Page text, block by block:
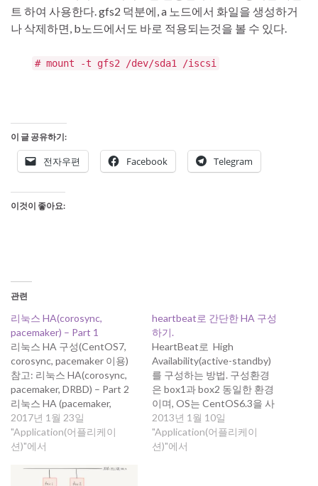
트 하여 사용한다. gfs2 덕분에, a 노드에서 화일을 생성하거
나 삭제하면, b노드에서도 바로 적용되는것을 볼 수 있다.
# mount -t gfs2 /dev/sda1 /iscsi
이 글 공유하기:
전자우편 Facebook Telegram
이것이 좋아요:
관련
리눅스 HA(corosync,
pacemaker) – Part 1
리눅스 HA 구성(CentOS7,
corosync, pacemaker 이용)
참고: 리눅스 HA(corosync,
pacemaker, DRBD) – Part 2
리눅스 HA (pacemaker,
corosync, iscsi shared
storage) – part 3 리눅스
HA(corosync, pacemaker,
링 서버 구성 – part 4
2017년 1월 23일
"Application(어플리케이
션)"에서
heartbeat로 간단한 HA 구성
하기.
HeartBeat로 High
Availability(active-standby)
를 구성하는 방법. 구성환경
은 box1과 box2 동일한 환경
이며, OS는 CentOS6.3을 사
용했다. box1 hostname:
cent63-a 192.168.100.22
box2 hostname: cent63-b
2013년 1월 10일
"Application(어플리케이
션)"에서